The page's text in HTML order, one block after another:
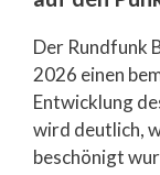
Der Rundfunk
2026 einen
Entwicklung
wird deutlich,
beschönigt